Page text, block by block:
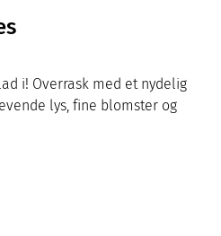
i! Overrask med et nydelig
lys, fine blomster og